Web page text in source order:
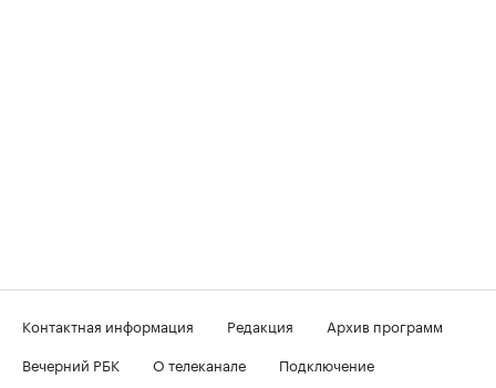
Контактная информация Редакция
Архив программ
Вечерний РБК
О телеканале
Подключение